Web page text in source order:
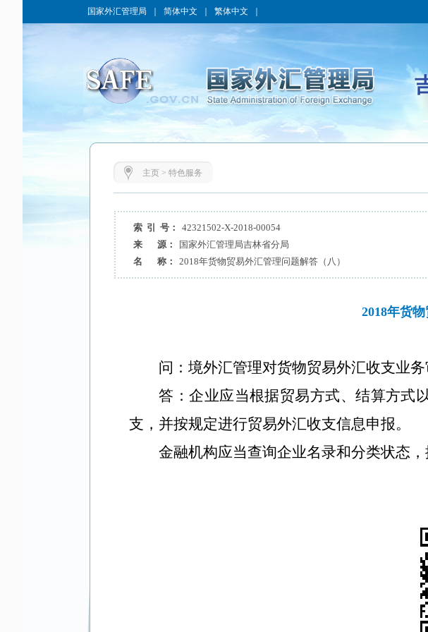
国家外汇管理局 简体中文 繁体中文
主页> 特色服务
索 引 号： 42321502-X-2018-00054
来 源：
国家外汇管理局吉林省分局
名 称：
2018年货物贸易外汇管理问题解答（八）
2018年货
问：境外汇管理对货物贸易外汇收支业
答：企业应当根据贸易方式、结算方式
支，并按规定进行贸易外汇收支信息申报。
金融机构应当查询企业名录和分类状态